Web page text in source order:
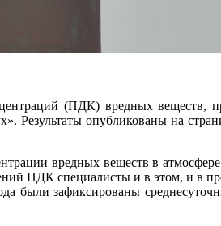
(ПДК) вредных веществ,
опубликованы на
вредных веществ в
ПДК специалисты и в этом, и в
были зафиксированы